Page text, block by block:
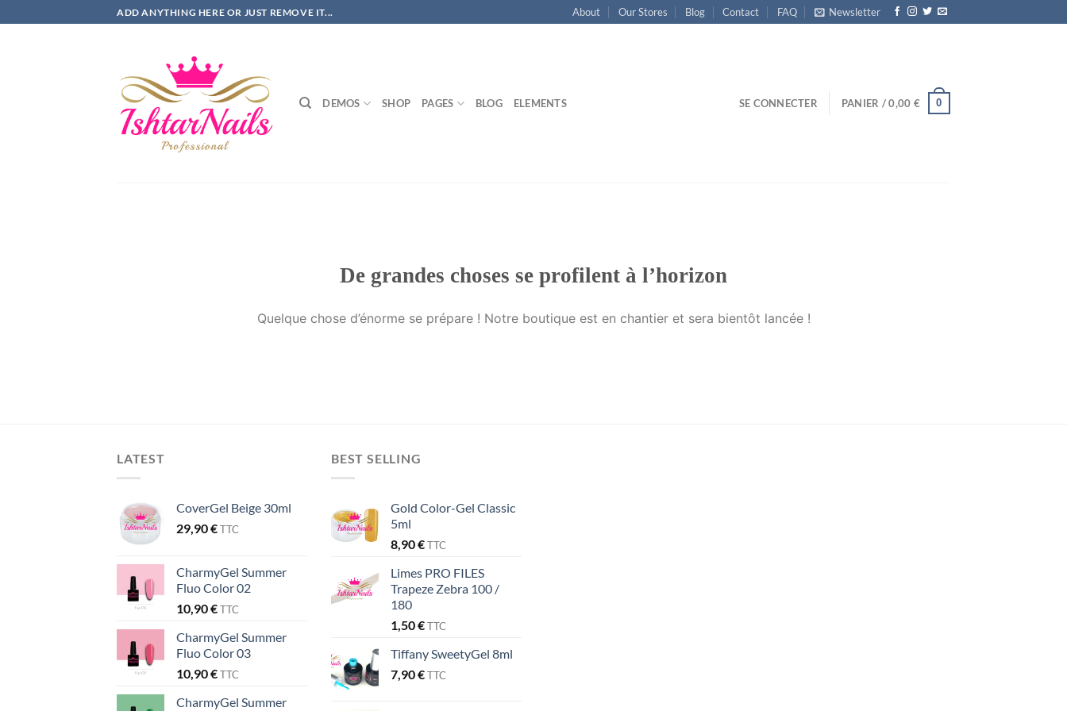
au
ADD ANYTHING HERE OR JUST REMOVE IT... About Our Stores Blog Contact FAQ Newsletter
DEMOS SHOP PAGES BLOG ELEMENTS SE CONNECTER PANIER /0,00 € 0
De grandes choses se profilent à l’horizon
Quelque chose d’énorme se prépare ! Notre boutique est en chantier et sera bientôt lancée !
LATEST
CoverGel Beige 30ml
29,90€TTC
CharmyGel Summer
Fluo Color 02
10,90€TTC
CharmyGel Summer
Fluo Color 03
10,90€TTC
CharmyGel Summer
BEST SELLING
Gold Color-Gel Classic
5ml
8,90€TTC
Limes PRO FILES
Trapeze Zebra 100 /
180
1,50€TTC
Tiffany SweetyGel 8ml
7,90€TTC